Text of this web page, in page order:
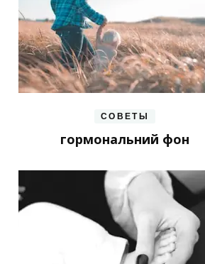
СОВЕТЫ
гормональний фон